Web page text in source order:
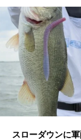
スローダウンに軍